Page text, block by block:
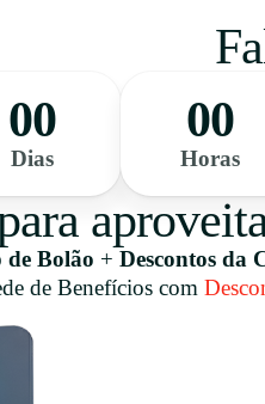
00
Dias
00
Horas
de Bolão + Descontos da
de Benefícios com